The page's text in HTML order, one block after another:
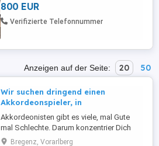
800 EUR
Verifizierte Telefonnummer
Anzeigen auf der Seite: 20 50
Wir suchen dringend einen
Akkordeonspieler, in
Akkordeonisten gibt es viele, mal Gute
mal Schlechte. Darum konzentrier Dich
auf das Wesentliche, Kameradschaft,
Bregenz, Vorarlberg